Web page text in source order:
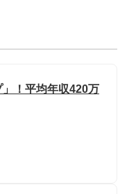
！平均年収420万